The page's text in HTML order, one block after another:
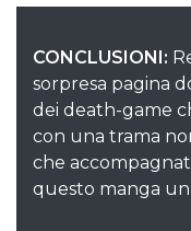
CONCLUSIONI:
sorpresa pagina
dei death-game
con una trama
che
questo manga